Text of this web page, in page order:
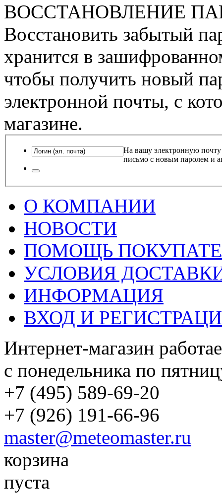
ВОССТАНОВЛЕНИЕ
Восстановить забытый
хранится в
чтобы получить новый
электронной почты, с
магазине.
На вашу электронную почту
письмо с новым паролем и
О КОМПАНИИ
НОВОСТИ
ПОМОЩЬ
УСЛОВИЯ
ИНФОРМАЦИЯ
ВХОД И
Интернет-магазин
с понедельника по
+7 (495) 589-69-20
+7 (926) 191-66-96
master@meteomaster.ru
корзина
пуста